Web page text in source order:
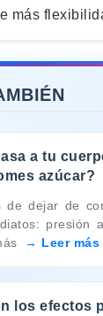
más
a tu
azúcar?
de dejar de
presión
Leer más
los efectos